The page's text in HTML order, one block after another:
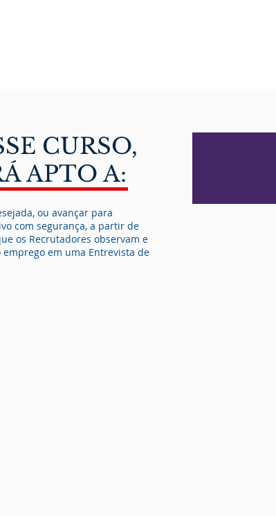
CURSO,
APTO A:
ou avançar para
com segurança, a partir de
os Recrutadores observam e
em uma Entrevista de